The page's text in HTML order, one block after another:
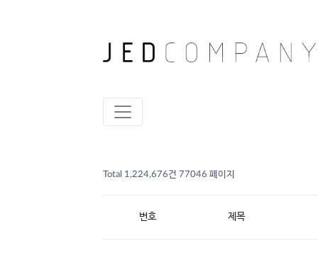
Total 1,224,676건 77046 페이지
번호 제목